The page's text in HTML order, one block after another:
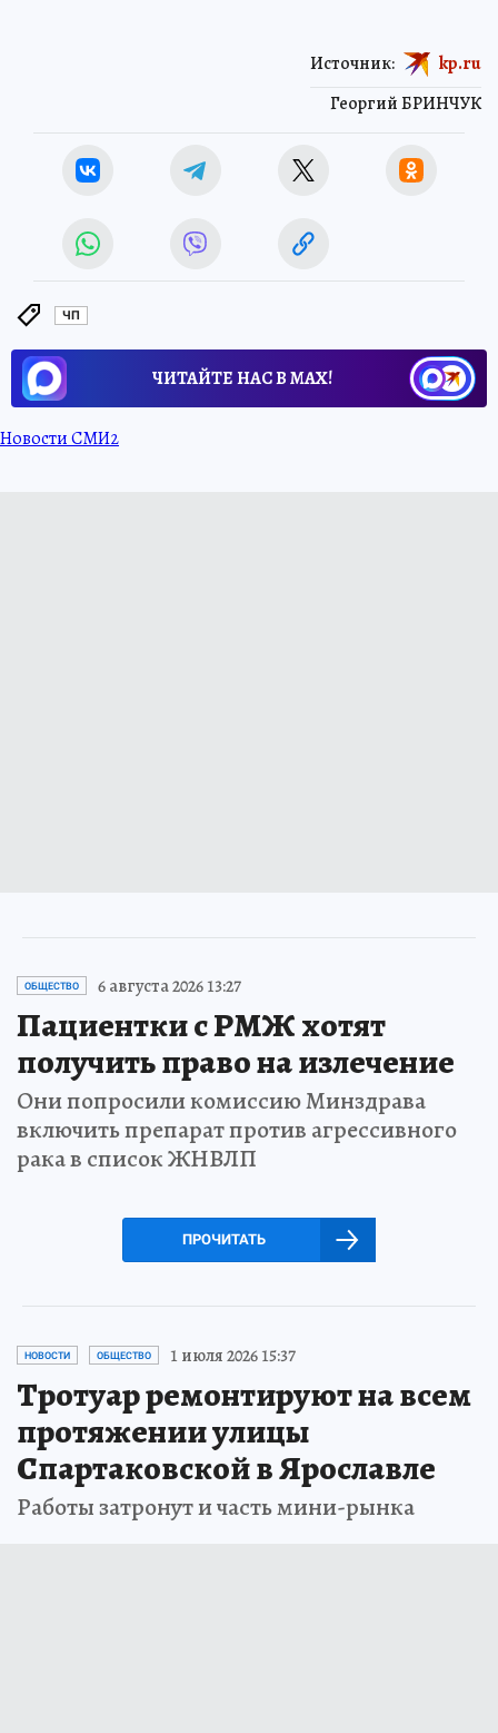
Георгий БРИНЧУК
Источник: kp.ru
ЧП
ЧИТАЙТЕ НАС В МАХ!
Новости СМИ2
ОБЩЕСТВО 6 августа 2026 13:27
Пациентки с РМЖ хотят
получить право на излечение
Они попросили комиссию Минздрава
включить препарат против агрессивного
рака в список ЖНВЛП
ПРОЧИТАТЬ
НОВОСТИ ОБЩЕСТВО 1 июля 2026 15:37
Тротуар ремонтируют на всем
протяжении улицы
Спартаковской в Ярославле
Работы затронут и часть мини-рынка